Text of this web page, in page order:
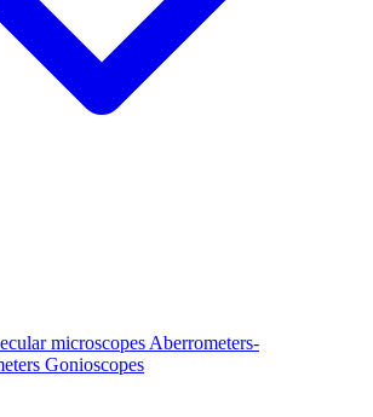
microscopes Aberrometers-
Gonioscopes